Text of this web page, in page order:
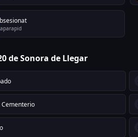
de Sonora de Llegar
Cementerio